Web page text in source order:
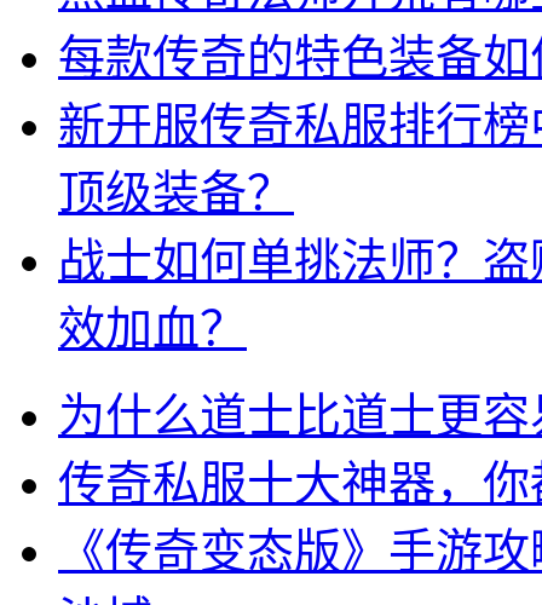
每款传奇的特色装备
新开服传奇私服排行
顶级装备？
战士如何单挑法师？
效加血？
为什么道士比道士更
传奇私服十大神器，
《传奇变态版》手游